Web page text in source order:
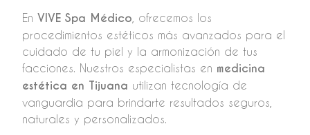
En VIVE Spa Médico , ofrecemos los
procedimientos estéticos más avanzados para el
cuidado de tu piel y la armonización de tus
facciones. Nuestros especialistas en medicina
estética en Tijuana utilizan tecnología de
vanguardia para brindarte resultados seguros,
naturales y personalizados.